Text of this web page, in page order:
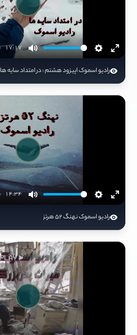
17:17
Play
رادیو اسموک اپیزود هشتم : در امتداد سایه ها
14:34
Play
رادیو اسموک نهنگ 52 هرتز
Play